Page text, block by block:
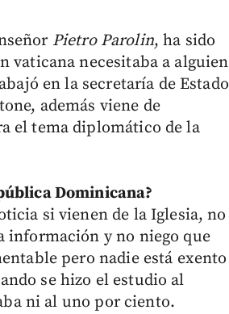
Pietro Parolin, ha sido
vaticana necesitaba a alguien
en la secretaría de Estado
además viene de
el tema diplomático de la
Dominicana?
si vienen de la Iglesia, no
información y no niego que
pero nadie está exento
se hizo el estudio al
ni al uno por ciento.